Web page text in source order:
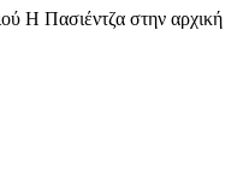
Η Πασιέντζα στην αρχική